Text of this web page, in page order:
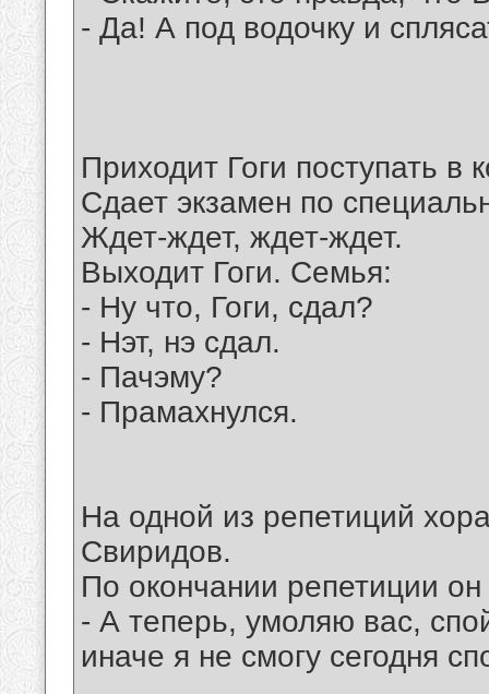
- Да! А под водочку и
Приходит Гоги поступать в
Сдает экзамен по
Ждет-ждет, ждет-ждет.
Выходит Гоги. Семья:
- Ну что, Гоги, сдал?
- Hэт, нэ сдал.
- Пачэму?
- Прамахнулся.
На одной из репетиций
Свиридов.
По окончании репетиции он
- А теперь, умоляю вас,
иначе я не смогу сегодня